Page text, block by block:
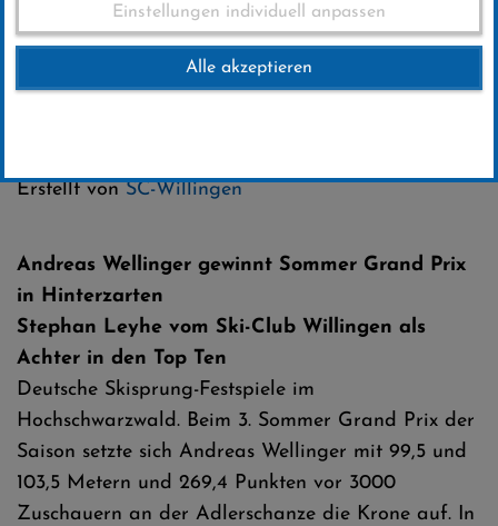
FIS Sommer Grand Prix
Hinterzarten 30.07.2016
Erstellt vonSC-Willingen
Andreas Wellinger gewinnt Sommer Grand Prix
in Hinterzarten
Stephan Leyhe vom Ski-Club Willingen als
Achter in den Top Ten
Deutsche Skisprung-Festspiele im
Hochschwarzwald. Beim 3. Sommer Grand Prix der
Saison setzte sich Andreas Wellinger mit 99,5 und
103,5 Metern und 269,4 Punkten vor 3000
Zuschauern an der Adlerschanze die Krone auf. In
Einstellungen individuell anpassen
Alle akzeptieren